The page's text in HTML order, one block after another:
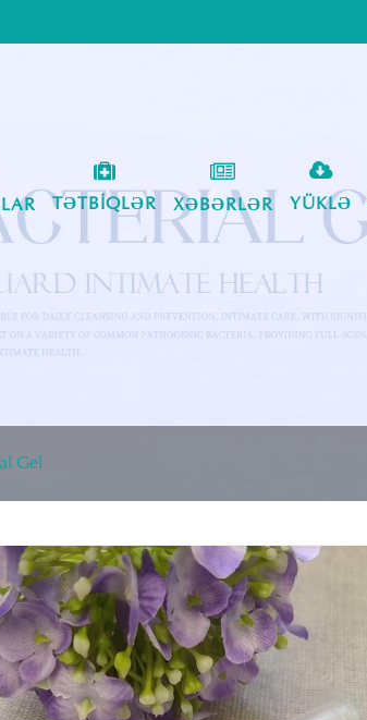
TƏTBIQLƏR XƏBƏRLƏR YÜKLƏ
Gel